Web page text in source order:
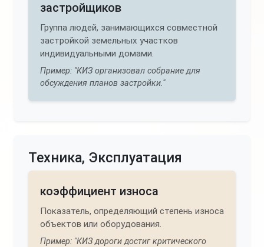
застройщиков
Группа людей, занимающихся совместной
застройкой земельных участков
индивидуальными домами.
Пример: "КИЗ организовал собрание для
обсуждения планов застройки."
Техника, Эксплуатация
коэффициент износа
Показатель, определяющий степень износа
объектов или оборудования.
Пример: "КИЗ дороги достиг критического